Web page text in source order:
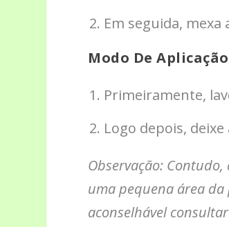
Em seguida,
Modo De
Primeiramente,
Logo depois,
Observação:
uma pequena área da
aconselhável